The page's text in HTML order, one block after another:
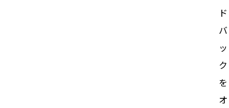
ド
バ
ッ
ク
を
オ